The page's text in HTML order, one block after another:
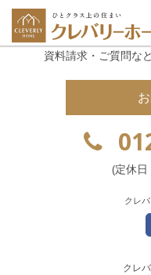
資料請求・ご質問な
(定休
クレ
クレ